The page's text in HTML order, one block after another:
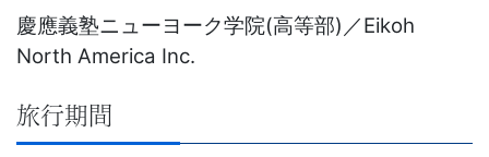
幼
児
～
慶應義塾ニューヨーク学院(高等部)／Eikoh
North America Inc.
旅行期間